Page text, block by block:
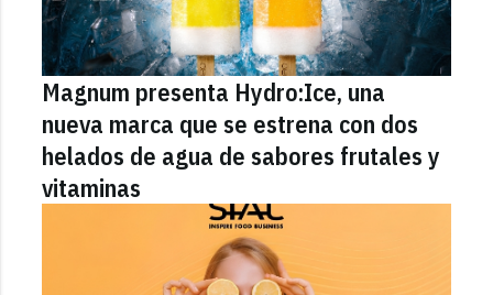
Magnum presenta Hydro:Ice, una
nueva marca que se estrena con dos
helados de agua de sabores frutales y
vitaminas